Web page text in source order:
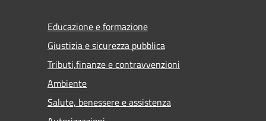
Educazione e formazione
Giustizia e sicurezza pubblica
Tributi,finanze e contravvenzioni
Ambiente
Salute, benessere e assistenza